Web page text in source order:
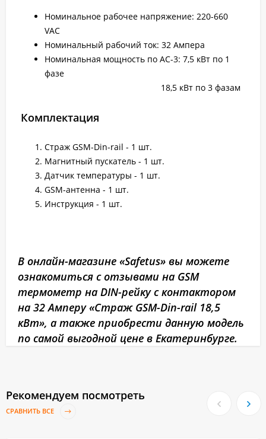
Номинальное рабочее напряжение: 220-660
VAC
Номинальный рабочий ток: 32 Ампера
Номинальная мощность по AC-3: 7,5 кВт по 1
фазе
18,5 кВт по 3 фазам
Комплектация
Страж GSM-Din-rail - 1 шт.
Магнитный пускатель - 1 шт.
Датчик температуры - 1 шт.
GSM-антенна - 1 шт.
Инструкция - 1 шт.
В онлайн-магазине «Safetus» вы можете
ознакомиться с отзывами на GSM
термометр на DIN-рейку с контактором
на 32 Амперу «Страж GSM-Din-rail 18,5
кВт», а также приобрести данную модель
по самой выгодной цене в Екатеринбурге.
Рекомендуем посмотреть
СРАВНИТЬ ВСЕ